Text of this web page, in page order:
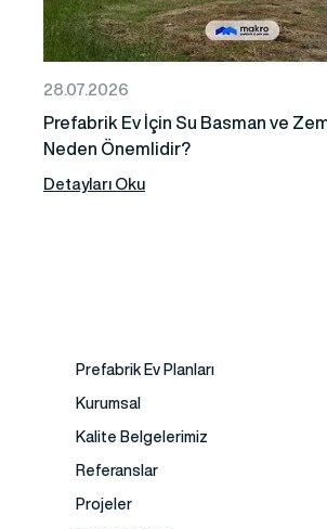
28.07.2026
Prefabrik Ev İçin Su Basman ve
Neden Önemlidir?
Detayları Oku
Prefabrik Ev Planları
Kurumsal
Kalite Belgelerimiz
Referanslar
Projeler